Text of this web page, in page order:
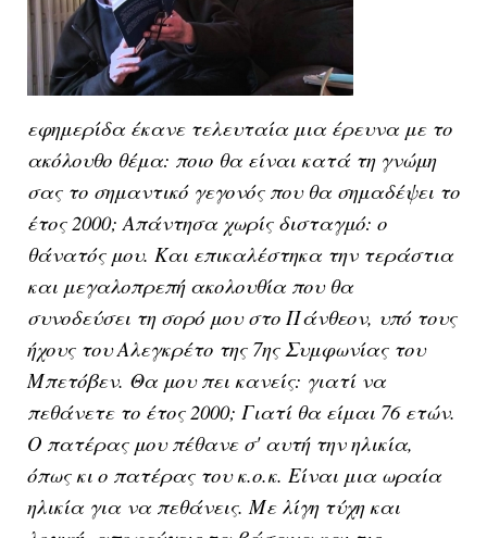
εφημερίδα έκανε τελευταία μια έρευνα με το
ακόλουθο θέμα: ποιο θα είναι κατά τη γνώμη
σας το σημαντικό γεγονός που θα σημαδέψει το
έτος 2000; Απάντησα χωρίς δισταγμό: ο
θάνατός μου. Και επικαλέστηκα την τεράστια
και μεγαλοπρεπή ακολουθία που θα
συνοδεύσει τη σορό μου στο Πάνθεον, υπό τους
ήχους του Αλεγκρέτο της 7ης Συμφωνίας του
Μπετόβεν. Θα μου πει κανείς: γιατί να
πεθάνετε το έτος 2000; Γιατί θα είμαι 76 ετών.
Ο πατέρας μου πέθανε σ' αυτή την ηλικία,
όπως κι ο πατέρας του κ.ο.κ. Είναι μια ωραία
ηλικία για να πεθάνεις. Με λίγη τύχη και